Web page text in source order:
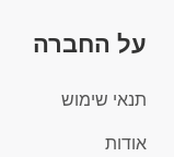
על החברה
תנאי שימוש
אודות